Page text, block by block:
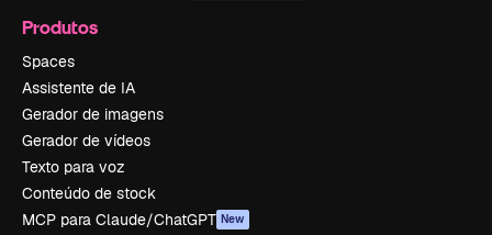
Produtos
Spaces
Assistente de IA
Gerador de imagens
Gerador de vídeos
Texto para voz
Conteúdo de stock
MCP para Claude/ChatGPT New